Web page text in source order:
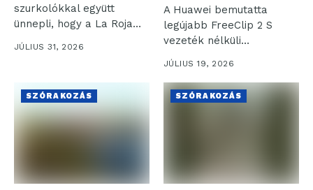
szurkolókkal együtt
ünnepli, hogy a La Roja
(spanyol...
JÚLIUS 31, 2026
A Huawei bemutatta
legújabb FreeClip 2 S
vezeték nélküli
fülhallgatóját, amely a...
JÚLIUS 19, 2026
SZÓRAKOZÁS SZÓRAKOZÁS